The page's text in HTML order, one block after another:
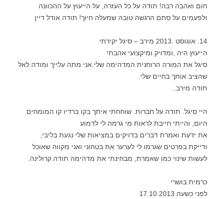
חום ואהבה רבה! תודה על כל העזרה, על הייעוץ על ההכוונה
ולפעמים על סתם הרגשה טובה שמעלה חיוך! תודה אודל דיין
14. אוגוסט .2013 מירב – סיגל יקירתי
הייעוץ היה ,ומדויק ומיקצועי אהבתי
סיגל את המורה הרוחנית המדהימה שלי.אני מתה עלייך ומודה לאל
שהציב אותך בחיים שלי.
תודה מירב..
היי סיגל. תודה על חברות. שוחחתי איתך בקו ברדיו קו המומחים
היום, והייתי חייבת לראות מי גרמה לי לדמוע
את ידעת ואמרת דברים בדויקים במציאות שלי נגעת בליבי,
ודייקת בפרטים שגרמו לי לערער את בטחוני ואני מקווה שאוכל
לעשות שינוי כמו שאמרת, מבחינתי את מדהימה תודה.קרולינה.
כרמית בושרי
לפני כשעה 17.10.2013